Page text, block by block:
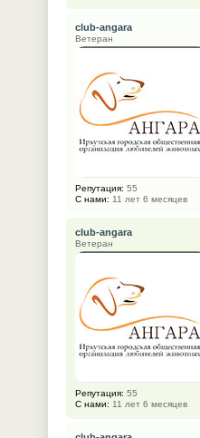
club-angara
Ветеран
Репутация: 55
С нами: 11 лет 6 месяцев
club-angara
Ветеран
Репутация: 55
С нами: 11 лет 6 месяцев